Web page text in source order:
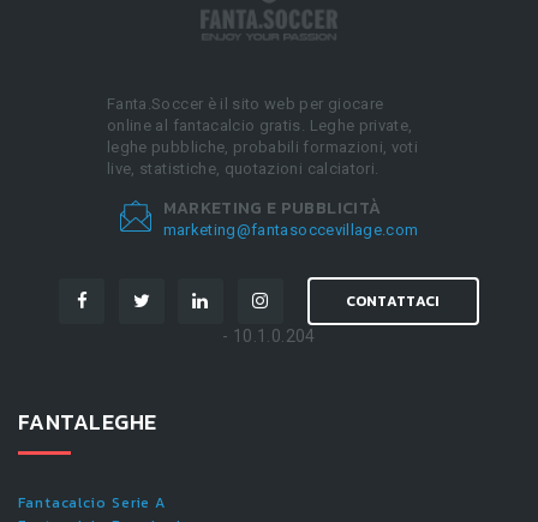
Fanta.Soccer è il sito web per giocare
online al fantacalcio gratis. Leghe private,
leghe pubbliche, probabili formazioni, voti
live, statistiche, quotazioni calciatori.
MARKETING E PUBBLICITÀ
marketing@fantasoccevillage.com
CONTATTACI
- 10.1.0.204
FANTALEGHE
Fantacalcio Serie A